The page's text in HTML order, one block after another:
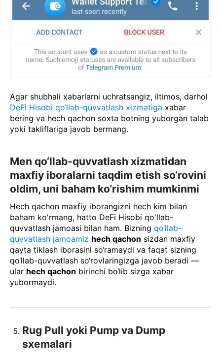
Agar shubhali xabarlarni uchratsangiz, iltimos, darhol
DeFi Hisobi qo‘llab-quvvatlash xizmatiga xabar
bering va hech qachon soxta botning yuborgan talab
yoki takliflariga javob bermang.
Men qo‘llab-quvvatlash xizmatidan
maxfiy iboralarni taqdim etish so‘rovini
oldim, uni baham ko‘rishim mumkinmi
Hech qachon maxfiy iborangizni hech kim bilan
baham ko'rmang, hatto DeFi Hisobi qo'llab-
quvvatlash jamoasi bilan ham. Bizning qo‘llab-
quvvatlash jamoamiz hech qachon sizdan maxfiy
qayta tiklash iborasini so‘ramaydi va faqat sizning
qo‘llab-quvvatlash so‘rovlaringizga javob beradi —
ular hech qachon birinchi bo‘lib sizga xabar
yubormaydi.
Rug Pull yoki Pump va Dump
sxemalari